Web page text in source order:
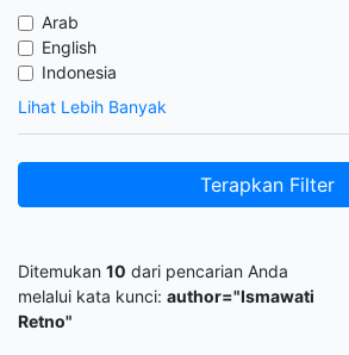
Arab
English
Indonesia
Lihat Lebih Banyak
Terapkan Filter
Ditemukan 10 dari pencarian Anda
melalui kata kunci: author="Ismawati
Retno"